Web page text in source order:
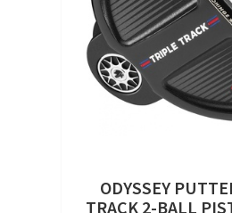
ODYSSEY
TRACK 2-BALL